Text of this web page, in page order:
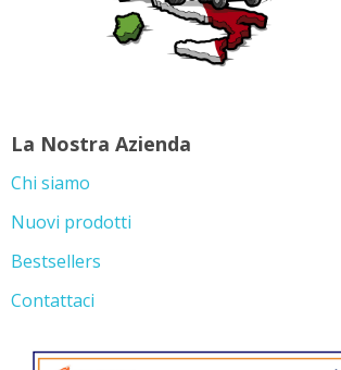
La Nostra Azienda
Chi siamo
Nuovi prodotti
Bestsellers
Contattaci